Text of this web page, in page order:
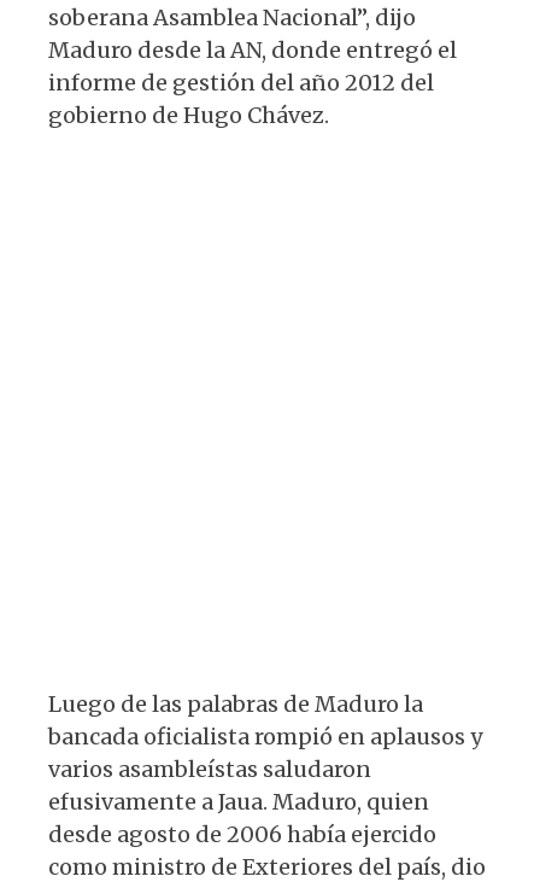
soberana Asamblea Nacional”, dijo
Maduro desde la AN, donde entregó el
informe de gestión del año 2012 del
gobierno de Hugo Chávez.
Luego de las palabras de Maduro la
bancada oficialista rompió en aplausos y
varios asambleístas saludaron
efusivamente a Jaua. Maduro, quien
desde agosto de 2006 había ejercido
como ministro de Exteriores del país, dio